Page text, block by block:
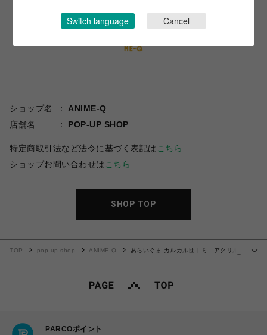
ショップ名
ANIME-Q
店舗名
POP-UP SHOP
特定商取引法など法令に基づく表記は こちら
ショップお問い合わせは こちら
SHOP TOP
TOP pop-up-shop ANIME-Q
あらいぐま カルカル団 | ミニアクリル
PARCOポイント
Switch language Cancel